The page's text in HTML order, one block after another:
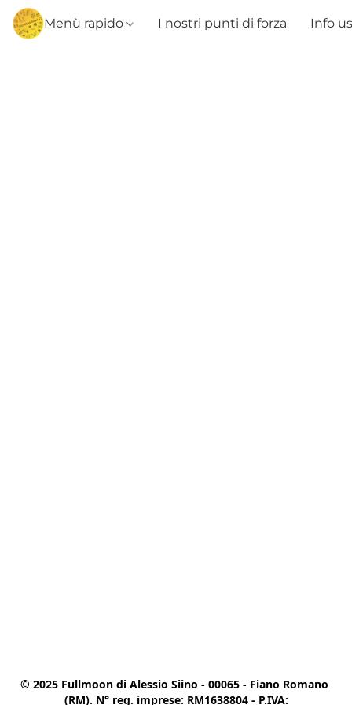
Menù rapido I nostri punti di forza Info
© 2025 Fullmoon di Alessio Siino - 00065 - Fiano Romano
(RM). N° reg. imprese: RM1638804 - P.IVA: